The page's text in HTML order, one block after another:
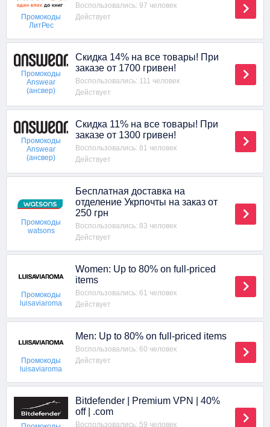
Промокоды
ЛитРес
Воспользовались: 97 человек
Действует
Промокоды
Answear
(ансвер)
Скидка 14% на все товары! При
заказе от 1700 гривен!
Воспользовались: 111 человек
Действует
Промокоды
Answear
(ансвер)
Скидка 11% на все товары! При
заказе от 1300 гривен!
Воспользовались: 81 человек
Действует
Промокоды
watsons
Бесплатная доставка на
отделение Укрпочты на заказ от
250 грн
Воспользовались: 83 человек
Действует
Промокоды
luisaviaroma
Women: Up to 80% on full-priced
items
Воспользовались: 61 человек
Действует
Промокоды
luisaviaroma
Men: Up to 80% on full-priced items
Воспользовались: 60 человек
Действует
Bitdefender | Premium VPN | 40%
off | .com
Воспользовались: 59 человек